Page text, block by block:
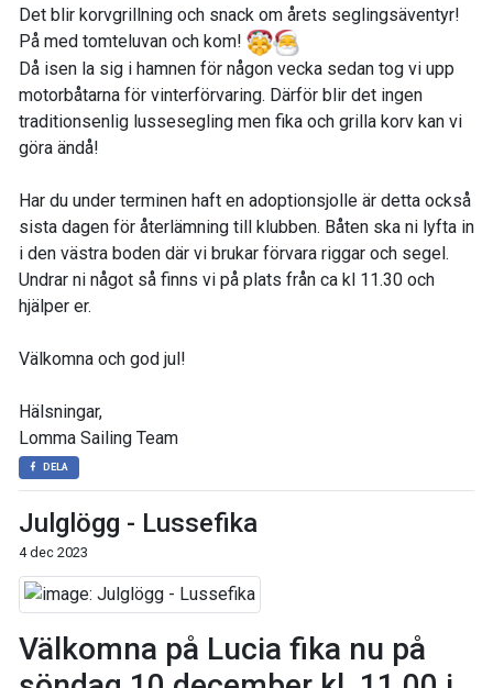
Det blir korvgrillning och snack om årets seglingsäventyr!
På med tomteluvan och kom!
Då isen la sig i hamnen för någon vecka sedan tog vi upp
motorbåtarna för vinterförvaring. Därför blir det ingen
traditionsenlig lussesegling men fika och grilla korv kan vi
göra ändå!
Har du under terminen haft en adoptionsjolle är detta också
sista dagen för återlämning till klubben. Båten ska ni lyfta in
i den västra boden där vi brukar förvara riggar och segel.
Undrar ni något så finns vi på plats från ca kl 11.30 och
hjälper er.
Välkomna och god jul!
Hälsningar,
Lomma Sailing Team
DELA
Julglögg - Lussefika
4 dec 2023
Välkomna på Lucia fika nu på